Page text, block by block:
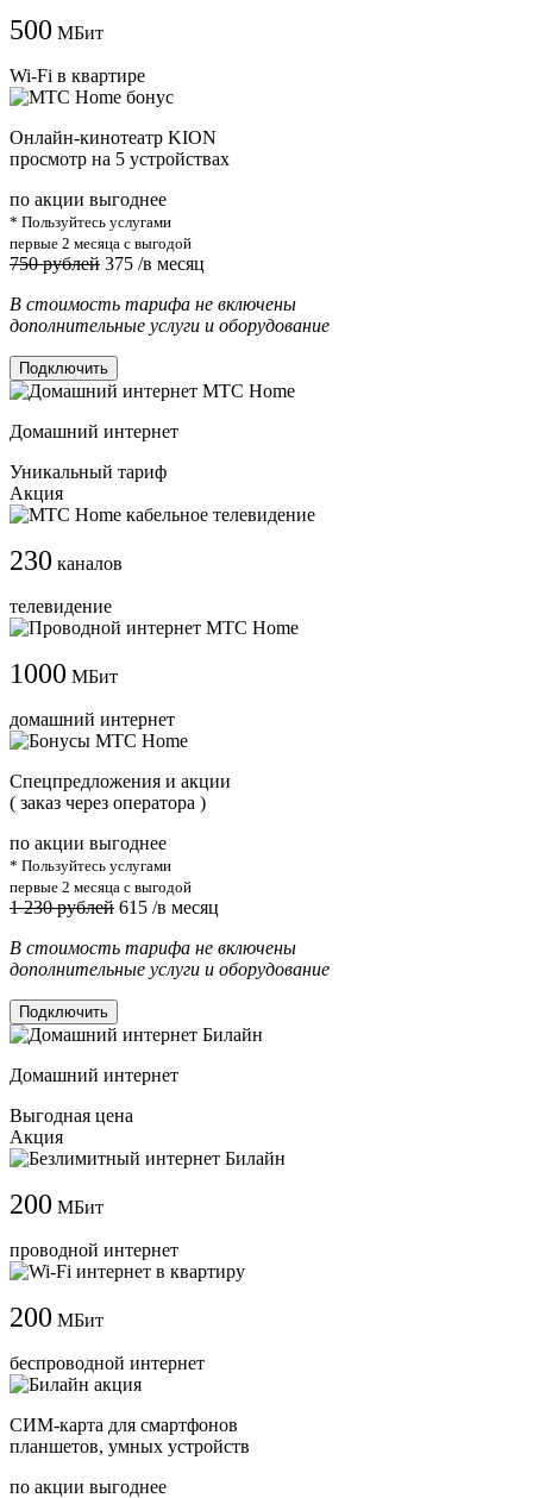
500 МБит
Wi-Fi в квартире
Онлайн-кинотеатр KION
просмотр на 5 устройствах
по акции выгоднее
* Пользуйтесь услугами
первые 2 месяца с выгодой
750 рублей 375 /в месяц
В стоимость тарифа не включены
дополнительные услуги и оборудование
Подключить
Домашний интернет
Уникальный тариф
Акция
230 каналов
телевидение
1000 МБит
домашний интернет
Cпецпредложения и акции
( заказ через оператора )
по акции выгоднее
* Пользуйтесь услугами
первые 2 месяца с выгодой
1 230 рублей 615 /в месяц
В стоимость тарифа не включены
дополнительные услуги и оборудование
Подключить
Домашний интернет
Выгодная цена
Акция
200 МБит
проводной интернет
200 МБит
беспроводной интернет
СИМ-карта для смартфонов
планшетов, умных устройств
по акции выгоднее